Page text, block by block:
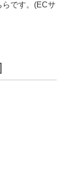
らです。(ECサ